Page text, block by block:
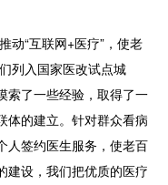
“互联网+医疗”，使老
列入国家医改试点城
索了一些经验，取得了一
体的建立。针对群众看病
人签约医生服务，使老百
建设，我们把优质的医疗